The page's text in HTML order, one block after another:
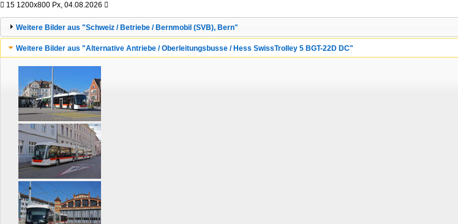
 15 1200x800 Px, 04.08.2026 
Weitere Bilder aus "Schweiz / Betriebe / Bernmobil (SVB), Bern"
Weitere Bilder aus "Alternative Antriebe / Oberleitungsbusse / Hess SwissTrolley 5 BGT-22D DC"